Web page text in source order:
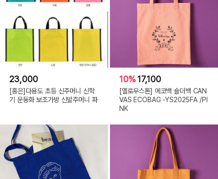
23,000
[홍은]다용도 초등 신주머니 신학
기 운동화 보조가방 신발주머니 파
10%17,100
[옐로우스톤] 에코백 숄더백 CAN
VAS ECOBAG -YS2025FA /PI
NK